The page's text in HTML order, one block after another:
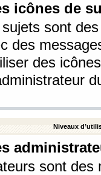
icônes de
sont
des
des
Niveaux
sont